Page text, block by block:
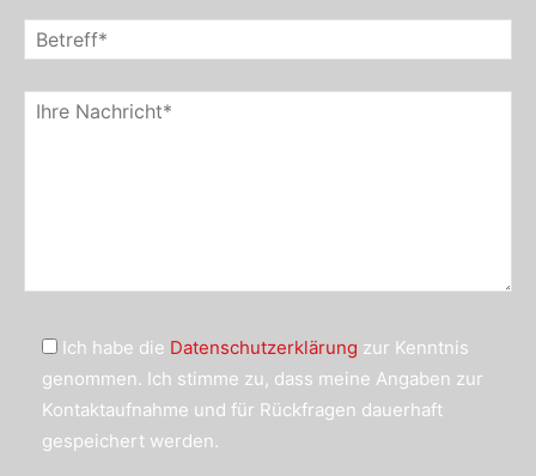
Ich habe die Datenschutzerklärung zur Kenntnis
genommen. Ich stimme zu, dass meine Angaben zur
Kontaktaufnahme und für Rückfragen dauerhaft
gespeichert werden.